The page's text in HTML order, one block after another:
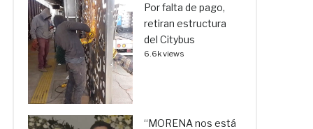
Por falta de pago,
retiran estructura
del Citybus
6.6k views
“MORENA nos está